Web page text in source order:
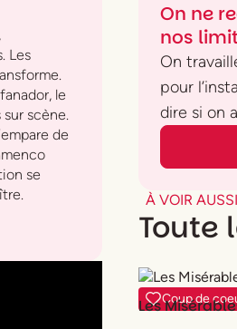
Les
le
scène.
de
se
On ne
nos
On
pour
dire si on
À VOIR AUSSI
Toute
Coup de
Les